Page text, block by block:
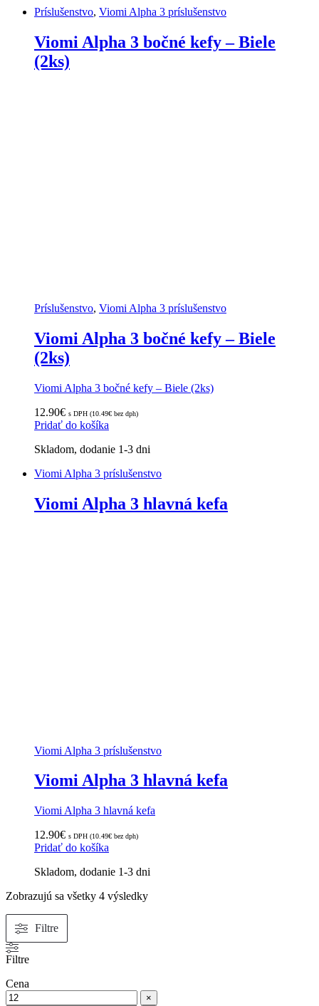
Príslušenstvo, Viomi Alpha 3 príslušenstvo
Viomi Alpha 3 bočné kefy – Biele
(2ks)
Príslušenstvo, Viomi Alpha 3 príslušenstvo
Viomi Alpha 3 bočné kefy – Biele
(2ks)
Viomi Alpha 3 bočné kefy – Biele (2ks)
12.90€ s DPH (10.49€ bez dph)
Pridať do košíka
Skladom, dodanie 1-3 dni
Viomi Alpha 3 príslušenstvo
Viomi Alpha 3 hlavná kefa
Viomi Alpha 3 príslušenstvo
Viomi Alpha 3 hlavná kefa
Viomi Alpha 3 hlavná kefa
12.90€ s DPH (10.49€ bez dph)
Pridať do košíka
Skladom, dodanie 1-3 dni
Zobrazujú sa všetky 4 výsledkyZoradené
Filtre
Filtre
Cena
×